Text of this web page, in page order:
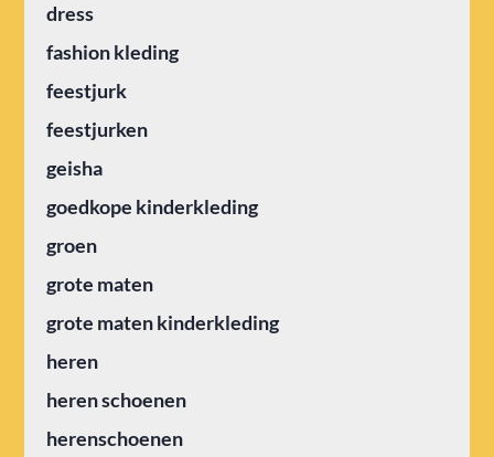
dress
fashion kleding
feestjurk
feestjurken
geisha
goedkope kinderkleding
groen
grote maten
grote maten kinderkleding
heren
heren schoenen
herenschoenen